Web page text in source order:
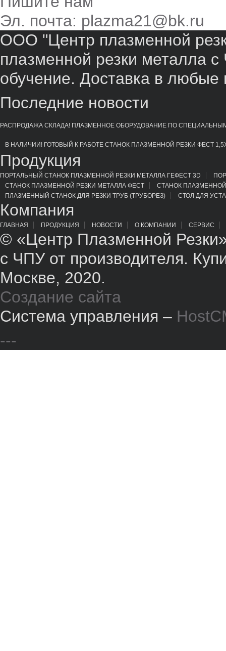
Эл. почта: plazma21@bk.ru
ООО "Центр плазменной
плазменной резки металла
обучение. Доставка в любые
Последние новости
РАСПРОДАЖА СКЛАДА! ПЛАЗМЕННОЕ ОБОРУДОВАНИЕ ПО
В НАЛИЧИИ! ГОТОВЫЙ К РАБОТЕ СТАНОК ПЛАЗМЕННОЙ РЕЗКИ ФЕСТ
Продукция
ПОРТАЛЬНЫЙ СТАНОК ПЛАЗМЕННОЙ РЕЗКИ МЕТАЛЛА ГЕФЕСТ 3D
СТАНОК ПЛАЗМЕННОЙ РЕЗКИ МЕТАЛЛА ФЕСТ
СТАНОК
ПЛАЗМЕННЫЙ СТАНОК ДЛЯ РЕЗКИ ТРУБ (ТРУБОРЕЗ)
СТОЛ ДЛЯ
Компания
ГЛАВНАЯ ПРОДУКЦИЯ НОВОСТИ О КОМПАНИИ СЕРВИС
© «Центр Плазменной
с ЧПУ от производителя.
Москве, 2020.
Создание сайта
Система управления –
---